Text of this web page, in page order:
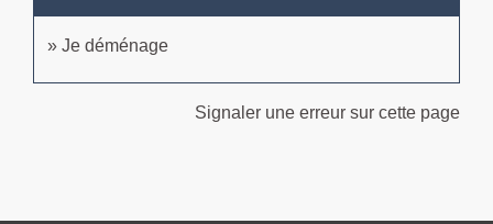
Je déménage
Signaler une erreur sur cette page